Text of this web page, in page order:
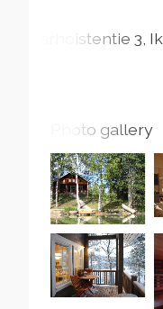
Karhoistentie 3
Photo gallery